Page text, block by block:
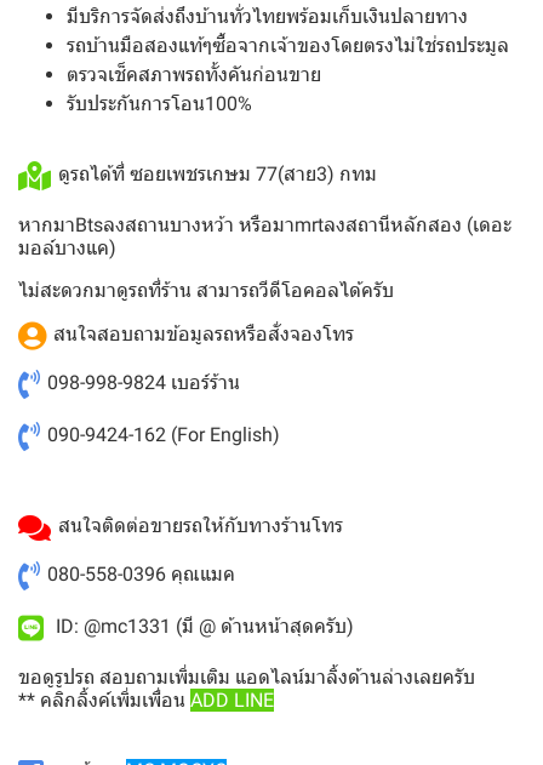
มีบริการจัดส่งถึงบ้านทั่วไทยพร้อมเก็บเงินปลายทาง
รถบ้านมือสองแท้ๆซื้อจากเจ้าของโดยตรงไม่ใช่รถประมูล
ตรวจเช็คสภาพรถทั้งคันก่อนขาย
รับประกันการโอน100%
ดูรถได้ที่ ซอยเพชรเกษม 77(สาย3) กทม
หากมาBtsลงสถานบางหว้า หรือมาmrtลงสถานีหลักสอง (เดอะ
มอล์บางแค)
ไม่สะดวกมาดูรถที่ร้าน สามารถวีดีโอคอลได้ครับ
สนใจสอบถามข้อมูลรถหรือสั่งจองโทร
098-998-9824 เบอร์ร้าน
090-9424-162 (For English)
สนใจติดต่อขายรถให้กับทางร้านโทร
080-558-0396 คุณแมค
ID: @mc1331 (มี @ ด้านหน้าสุดครับ)
ขอดูรูปรถ สอบถามเพิ่มเติม แอดไลน์มาลิ้งด้านล่างเลยครับ
** คลิกลิ้งค์เพิ่มเพื่อน ADD LINE